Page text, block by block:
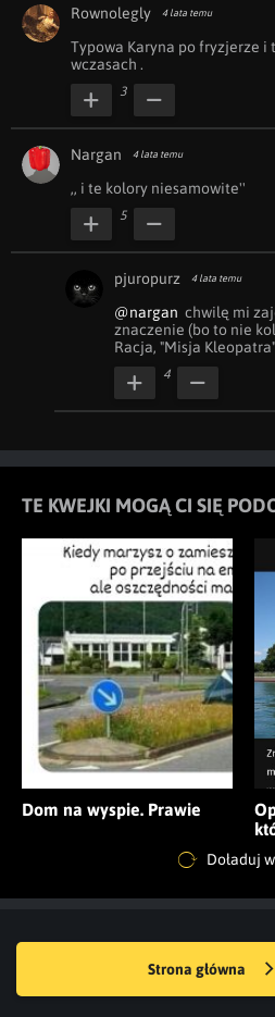
Rownolegly 4 lata temu
Typowa Karyna po fryzjerze i
wczasach .
3
Nargan 4 lata temu
,, i te kolory niesamowite''
5
pjuropurz 4 lata temu
@nargan
chwilę mi
znaczenie (bo to nie
Racja, "Misja
4
TE KWEJKI MOGĄ CI SIĘ
Dom na wyspie. Prawie
Doładuj
Strona główna